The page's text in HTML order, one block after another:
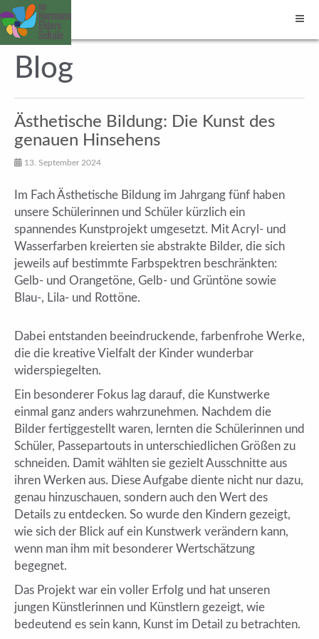
Blog
Ästhetische Bildung: Die Kunst des
genauen Hinsehens
13. September 2024
Im Fach Ästhetische Bildung im Jahrgang fünf haben
unsere Schülerinnen und Schüler kürzlich ein
spannendes Kunstprojekt umgesetzt. Mit Acryl- und
Wasserfarben kreierten sie abstrakte Bilder, die sich
jeweils auf bestimmte Farbspektren beschränkten:
Gelb- und Orangetöne, Gelb- und Grüntöne sowie
Blau-, Lila- und Rottöne.
Dabei entstanden beeindruckende, farbenfrohe Werke,
die die kreative Vielfalt der Kinder wunderbar
widerspiegelten.
Ein besonderer Fokus lag darauf, die Kunstwerke
einmal ganz anders wahrzunehmen. Nachdem die
Bilder fertiggestellt waren, lernten die Schülerinnen und
Schüler, Passepartouts in unterschiedlichen Größen zu
schneiden. Damit wählten sie gezielt Ausschnitte aus
ihren Werken aus. Diese Aufgabe diente nicht nur dazu,
genau hinzuschauen, sondern auch den Wert des
Details zu entdecken. So wurde den Kindern gezeigt,
wie sich der Blick auf ein Kunstwerk verändern kann,
wenn man ihm mit besonderer Wertschätzung
begegnet.
Das Projekt war ein voller Erfolg und hat unseren
jungen Künstlerinnen und Künstlern gezeigt, wie
bedeutend es sein kann, Kunst im Detail zu betrachten.